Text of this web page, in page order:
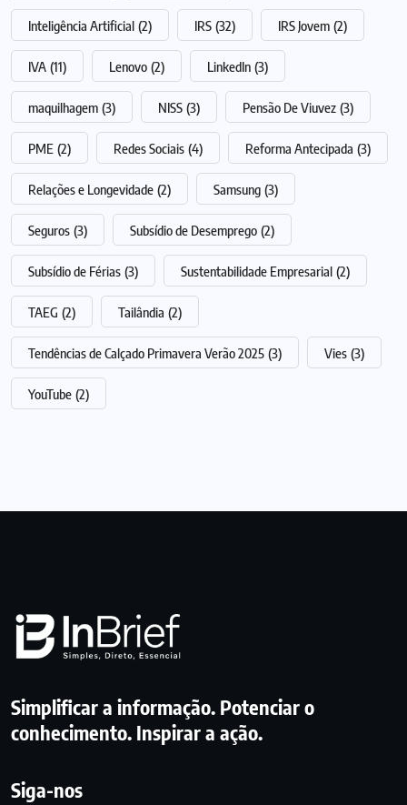
Inteligência Artificial (2) IRS (32) IRS Jovem (2)
IVA (11) Lenovo (2) LinkedIn (3)
maquilhagem (3) NISS (3) Pensão De Viuvez (3)
PME (2) Redes Sociais (4) Reforma Antecipada (3)
Relações e Longevidade (2) Samsung (3)
Seguros (3) Subsídio de Desemprego (2)
Subsídio de Férias (3) Sustentabilidade Empresarial (2)
TAEG (2) Tailândia (2)
Tendências de Calçado Primavera Verão 2025 (3) Vies (3)
YouTube (2)
Simplificar a informação. Potenciar o
conhecimento. Inspirar a ação.
Siga-nos